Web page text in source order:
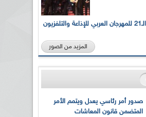
بالصور... الدورة الـ21 للمهرجان العربي للإذاعة والتلفزيون
المزيد من الصور
صدور أمر رئاسي يعدل ويتمم الأمر
المتضمن قانون المعاشات